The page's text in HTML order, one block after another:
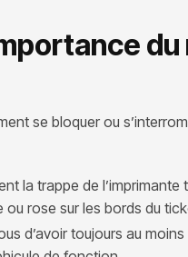
se bloquer ou
la trappe de l’imprimante
rose sur les bords du
d’avoir toujours au